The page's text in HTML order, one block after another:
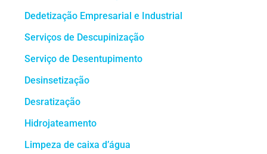
Dedetização Empresarial e Industrial
Serviços de Descupinização
Serviço de Desentupimento
Desinsetização
Desratização
Hidrojateamento
Limpeza de caixa d’água